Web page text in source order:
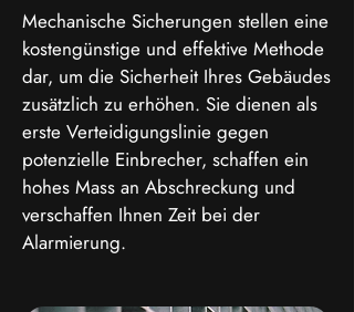
Mechanische Sicherungen stellen eine
kostengünstige und effektive Methode
dar, um die Sicherheit Ihres Gebäudes
zusätzlich zu erhöhen. Sie dienen als
erste Verteidigungslinie gegen
potenzielle Einbrecher, schaffen ein
hohes Mass an Abschreckung und
verschaffen Ihnen Zeit bei der
Alarmierung.